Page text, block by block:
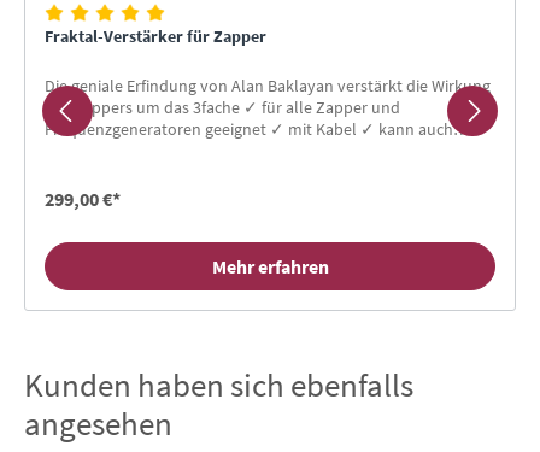
Fraktal-Verstärker für Zapper
Die geniale Erfindung von Alan Baklayan verstärkt die Wirkung
des Zappers um das 3fache ✓ für alle Zapper und
Frequenzgeneratoren geeignet ✓ mit Kabel ✓ kann auch
299,00 €*
Mehr erfahren
Produktgalerie überspringen
Kunden haben sich ebenfalls
angesehen